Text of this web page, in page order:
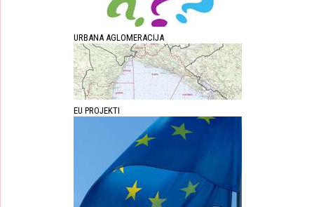
URBANA AGLOMERACIJA
EU PROJEKTI